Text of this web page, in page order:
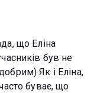
що Еліна
був не
Як і Еліна,
буває, що